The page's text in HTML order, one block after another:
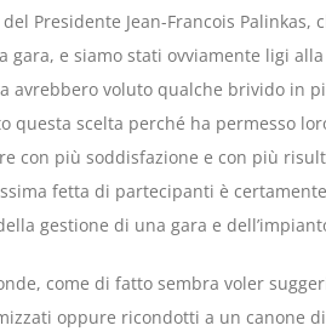
del Presidente Jean-Francois
gara, e siamo stati ovviamente ligi
avrebbero voluto qualche brivido in
questa scelta perché ha permesso
con più soddisfazione e con più
fetta di partecipanti è
gestione di una gara e
come di fatto sembra voler
oppure ricondotti a un canone